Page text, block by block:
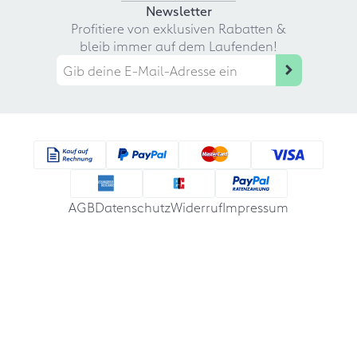
Newsletter
Profitiere von exklusiven Rabatten &
bleib immer auf dem Laufenden!
AGBDatenschutzWiderrufImpressum